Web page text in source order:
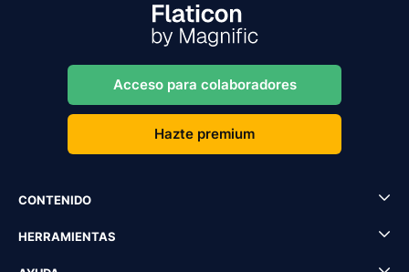
Acceso para colaboradores
Hazte premium
CONTENIDO
HERRAMIENTAS